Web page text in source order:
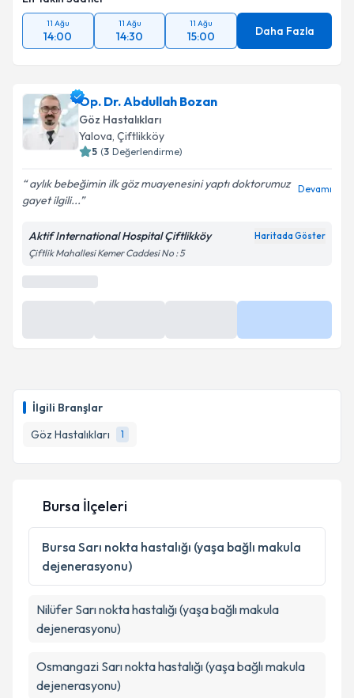
İlgili Branşlar
Göz Hastalıkları
1
11 Ağu
14:00
11 Ağu
14:30
11 Ağu
15:00 Daha Fazla
Op. Dr. Abdullah Bozan
Göz Hastalıkları
Yalova, Çiftlikköy
5 (3 Değerlendirme)
aylık bebeğimin ilk göz muayenesini yaptı doktorumuz
gayet ilgili...
Devamı
Aktif International Hospital Çiftlikköy Haritada Göster
Çiftlik Mahallesi Kemer Caddesi No : 5
Bursa İlçeleri
Bursa Sarı nokta hastalığı (yaşa bağlı makula
dejenerasyonu)
Nilüfer Sarı nokta hastalığı (yaşa bağlı makula
dejenerasyonu)
Osmangazi Sarı nokta hastalığı (yaşa bağlı makula
dejenerasyonu)